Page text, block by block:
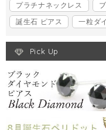
プラチナネックレス
誕生石 ピアス
一粒ダ
Pick Up